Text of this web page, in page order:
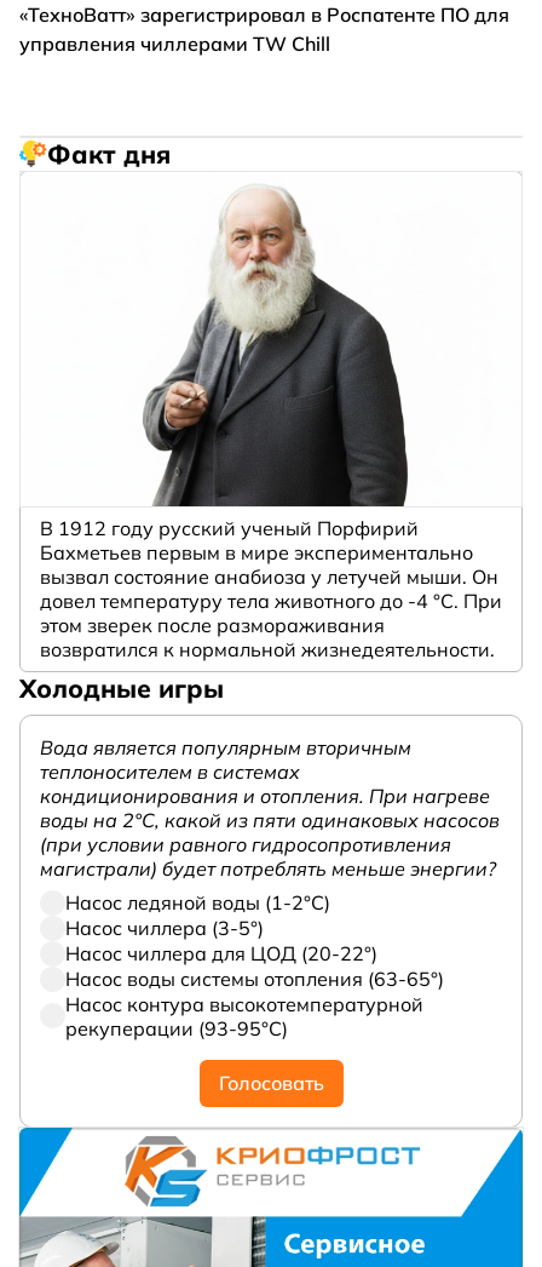
«ТехноВатт» зарегистрировал в Роспатенте ПО для
управления чиллерами TW Chill
Факт дня
В 1912 году русский ученый Порфирий
Бахметьев первым в мире экспериментально
вызвал состояние анабиоза у летучей мыши. Он
довел температуру тела животного до -4 °C. При
этом зверек после размораживания
возвратился к нормальной жизнедеятельности.
Холодные игры
Вода является популярным вторичным
теплоносителем в системах
кондиционирования и отопления. При нагреве
воды на 2°С, какой из пяти одинаковых насосов
(при условии равного гидросопротивления
магистрали) будет потреблять меньше энергии?
Насос ледяной воды (1-2°С)
Насос чиллера (3-5°)
Насос чиллера для ЦОД (20-22°)
Насос воды системы отопления (63-65°)
Насос контура высокотемпературной
рекуперации (93-95°С)
Голосовать